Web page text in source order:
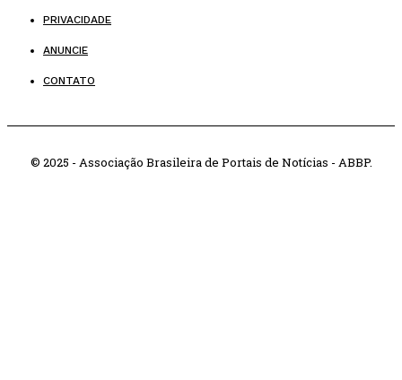
PRIVACIDADE
ANUNCIE
CONTATO
© 2025 - Associação Brasileira de Portais de Notícias - ABBP.